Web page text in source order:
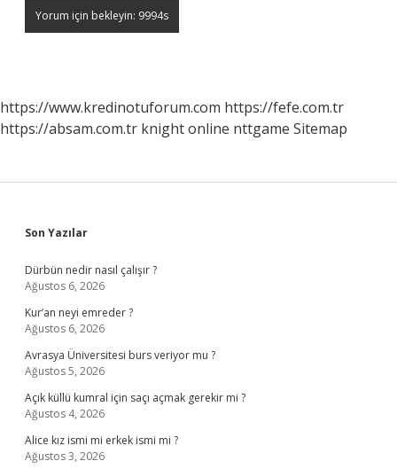
https://www.kredinotuforum.com https://fefe.com.tr
https://absam.com.tr knight online nttgame Sitemap
Sidebar
Son Yazılar
Dürbün nedir nasıl çalışır ?
Ağustos 6, 2026
Kur’an neyi emreder ?
Ağustos 6, 2026
Avrasya Üniversitesi burs veriyor mu ?
Ağustos 5, 2026
Açık küllü kumral için saçı açmak gerekir mi ?
Ağustos 4, 2026
Alice kız ismi mi erkek ismi mi ?
Ağustos 3, 2026